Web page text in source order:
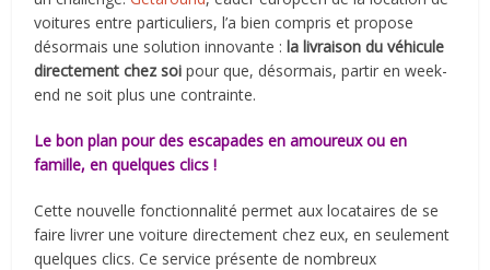
voitures entre particuliers, l’a bien compris et propose
désormais une solution innovante :la livraison du véhicule
directement chez soipour que, désormais, partir en week-
end ne soit plus une contrainte.
Le bon plan pour des escapades en amoureux ou en
famille, en quelques clics !
Cette nouvelle fonctionnalité permet aux locataires de se
faire livrer une voiture directement chez eux, en seulement
quelques clics. Ce service présente de nombreux